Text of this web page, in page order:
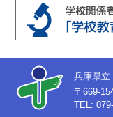
兵庫県立
〒669-
TEL: